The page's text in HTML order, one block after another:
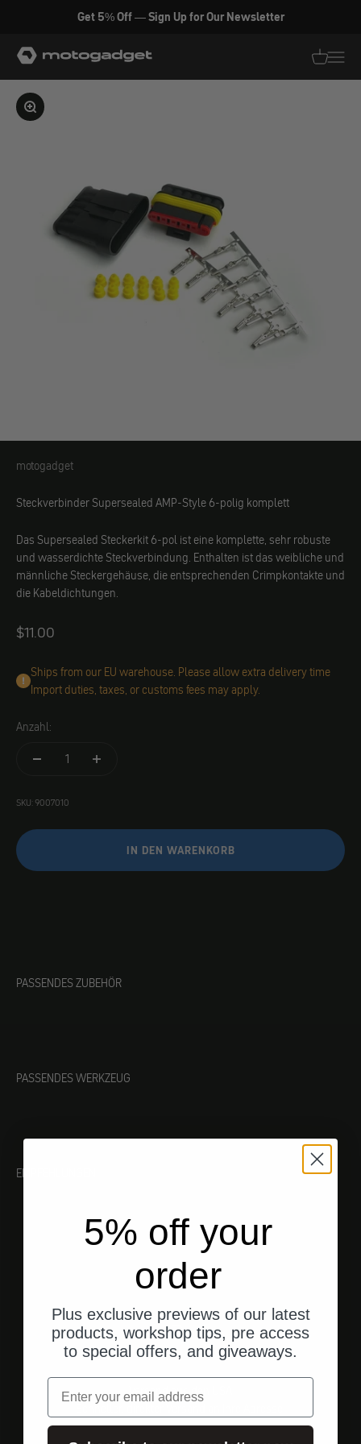
Zum Inhalt springen
Get 5% Off — Sign Up for Our Newsletter
motogadget GmbH
Bild vergrößern
motogadget
motogadget
Steckverbinder Supersealed AMP-Style 6-polig komplett
Das Supersealed Steckerkit 6-pol ist eine komplette, sehr robuste
und wasserdichte Steckverbindung. Enthalten ist das weibliche und
männliche Steckergehäuse, die entsprechenden Crimpkontakte und
die Kabeldichtungen.
Angebot
$11.00
Ships from our EU warehouse. Please allow extra delivery time
Import duties, taxes, or customs fees may apply.
Anzahl:
SKU: 9007010
IN DEN WARENKORB
PASSENDES ZUBEHÖR
PASSENDES WERKZEUG
EMPFEHLUNGEN
Versand aus den USA
Schneller, direkter Versand an Ihre Adresse.
5% off your
order
Plus exclusive previews of our latest
products, workshop tips, pre access
to special offers, and giveaways.
Email